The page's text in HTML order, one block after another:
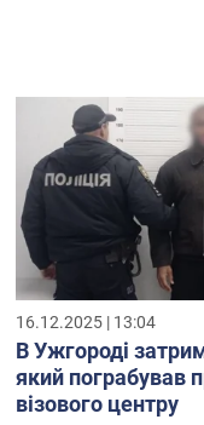
16.12.2025 | 13:04
В Ужгороді
який пограбував
візового центру